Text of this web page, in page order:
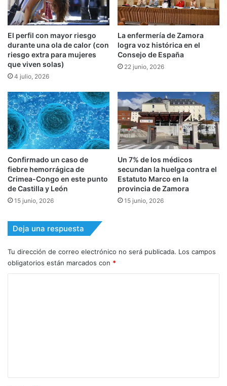
El perfil con mayor riesgo
durante una ola de calor (con
riesgo extra para mujeres
que viven solas)
4 julio, 2026
La enfermería de Zamora
logra voz histórica en el
Consejo de España
22 junio, 2026
Confirmado un caso de
fiebre hemorrágica de
Crimea-Congo en este punto
de Castilla y León
15 junio, 2026
Un 7% de los médicos
secundan la huelga contra el
Estatuto Marco en la
provincia de Zamora
15 junio, 2026
Deja una respuesta
Tu dirección de correo electrónico no será publicada. Los campos
obligatorios están marcados con *